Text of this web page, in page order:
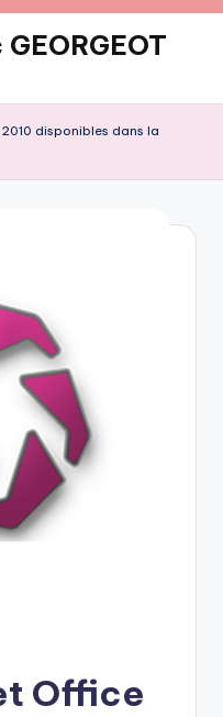
disponibles dans la
Office